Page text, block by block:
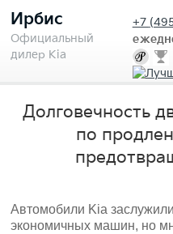
Ирбис
Официальный
дилер Kia
+7
Долговечность
по
Автомобили Kia
экономичных машин, но